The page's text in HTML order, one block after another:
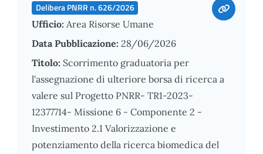
Delibera PNRR n. 626/2026
Ufficio: Area Risorse Umane
Data Pubblicazione: 28/06/2026
Titolo: Scorrimento graduatoria per
l'assegnazione di ulteriore borsa di ricerca a
valere sul Progetto PNRR- TR1-2023-
12377714- Missione 6 - Componente 2 -
Investimento 2.1 Valorizzazione e
potenziamento della ricerca biomedica del